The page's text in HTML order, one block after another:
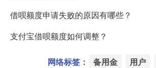
借呗额度申请失败的原因有哪些？
支付宝借呗额度如何调整？
网络标签： 备用金 用户